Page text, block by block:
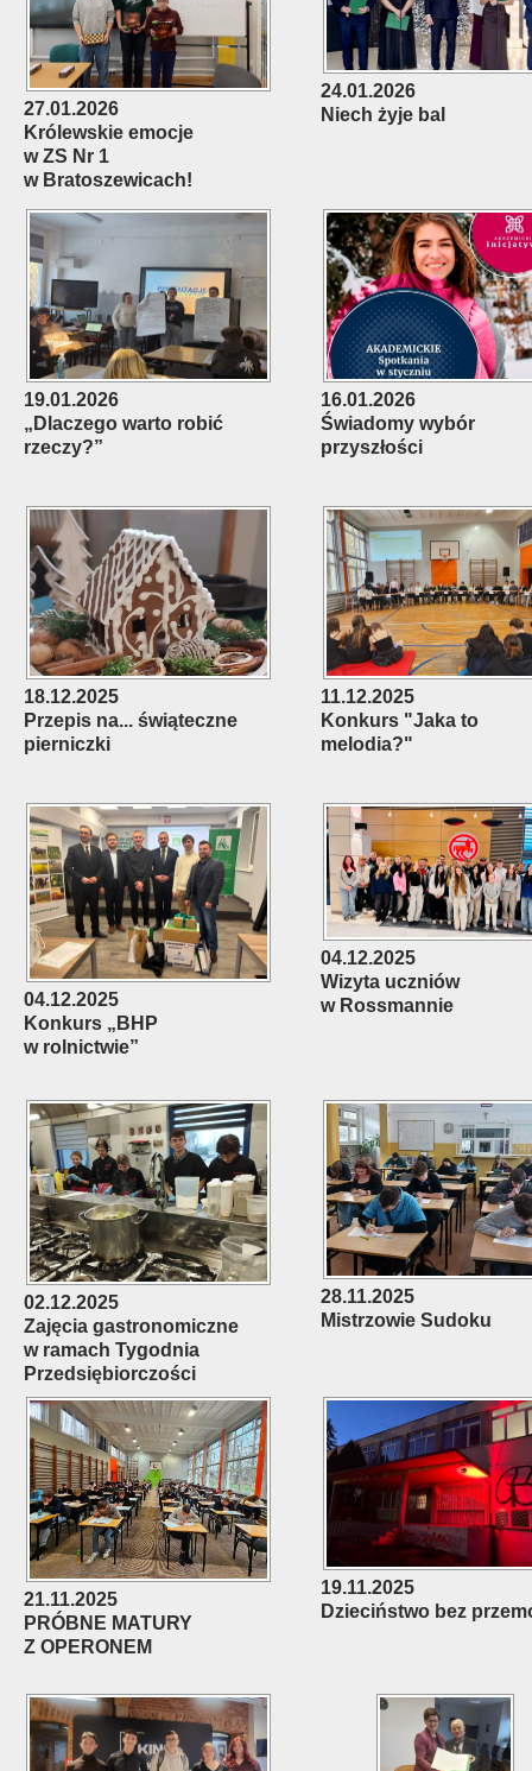
27.01.2026
Królewskie emocje
w ZS Nr 1
w Bratoszewicach!
24.01.2026
Niech żyje bal
19.01.2026
„Dlaczego warto robić
rzeczy?”
16.01.2026
Świadomy wybór
przyszłości
18.12.2025
Przepis na... świąteczne
pierniczki
11.12.2025
Konkurs "Jaka to
melodia?"
04.12.2025
Konkurs „BHP
w rolnictwie”
04.12.2025
Wizyta uczniów
w Rossmannie
02.12.2025
Zajęcia gastronomiczne
w ramach Tygodnia
Przedsiębiorczości
28.11.2025
Mistrzowie Sudoku
21.11.2025
PRÓBNE MATURY
Z OPERONEM
19.11.2025
Dzieciństwo bez